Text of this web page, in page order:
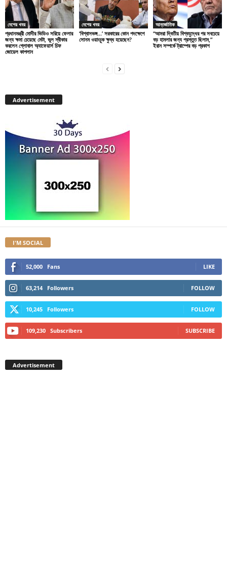
দেশের খবর
প্রধানমন্ত্রী মোদীর ভিডিও সরিয়ে ফেলার
জন্য ক্ষমা চেয়েছে মেটা, ভুল স্বীকার
করলেন গ্লোবাল অ্যাফেয়ার্স চিফ
জোয়েল কাপলান
দেশের খবর
‘বিশ্বাসভঙ্গ…’ সরকারের কোন পদক্ষেপে
সোনম ওয়াংচুক ক্ষুব্ধ হয়েছেন?
আন্তর্জাতিক
“আমরা দ্বিতীয় বিশ্বযুদ্ধের পর সবচেয়ে
বড় হামলার জন্য প্রস্তুত ছিলাম,”
ইরান সম্পর্কে ট্রাম্পের বড় প্রকাশ
Advertisement
I'M SOCIAL
52,000 Fans LIKE
63,214 Followers FOLLOW
10,245 Followers FOLLOW
109,230 Subscribers SUBSCRIBE
Advertisement